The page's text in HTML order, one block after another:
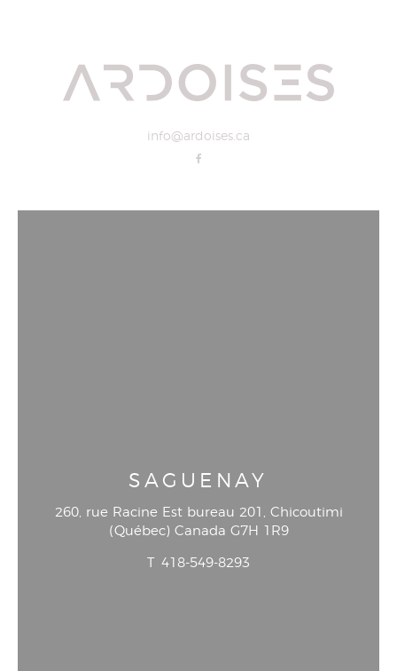
info@ardoises.ca
SAGUENAY
260, rue Racine Est bureau 201
, Chicoutimi
(Québec) Canada G7H 1R9
418-549-8293